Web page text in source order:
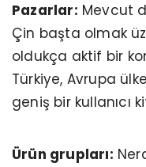
Pazarlar: Mevcut
Çin başta olmak
oldukça aktif bir
Türkiye, Avrupa
geniş bir kullanıcı
Ürün grupları: